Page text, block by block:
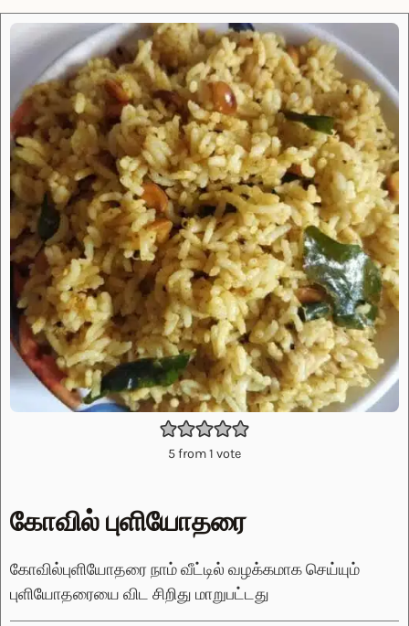
5from 1 vote
கோவில் புளியோதரை
கோவில்புளியோதரை நாம் வீட்டில் வழக்கமாக செய்யும்
புளியோதரையை விட சிறிது மாறுபட்டது